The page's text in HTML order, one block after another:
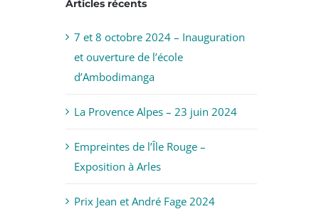
Articles récents
7 et 8 octobre 2024 – Inauguration
et ouverture de l’école
d’Ambodimanga
La Provence Alpes – 23 juin 2024
Empreintes de l’Île Rouge –
Exposition à Arles
Prix Jean et André Fage 2024